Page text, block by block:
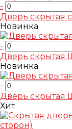
-
Дверь скрытая
Новинка
-
Дверь скрытая
Новинка
-
Дверь скрытая
Хит